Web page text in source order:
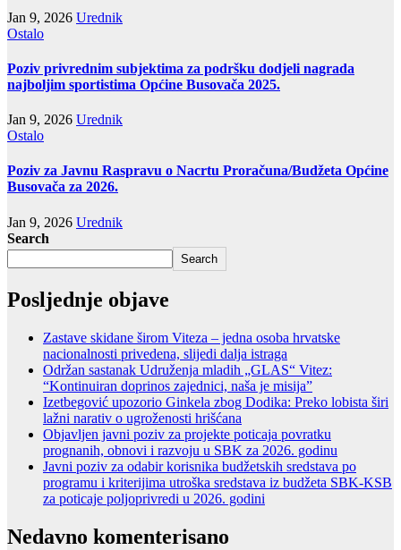
Jan 9, 2026 Urednik
Ostalo
Poziv privrednim subjektima za podršku dodjeli nagrada
najboljim sportistima Općine Busovača 2025.
Jan 9, 2026 Urednik
Ostalo
Poziv za Javnu Raspravu o Nacrtu Proračuna/Budžeta Općine
Busovača za 2026.
Jan 9, 2026 Urednik
Search
Search
Posljednje objave
Zastave skidane širom Viteza – jedna osoba hrvatske
nacionalnosti privedena, slijedi dalja istraga
Održan sastanak Udruženja mladih „GLAS“ Vitez:
“Kontinuiran doprinos zajednici, naša je misija”
Izetbegović upozorio Ginkela zbog Dodika: Preko lobista širi
lažni narativ o ugroženosti hrišćana
Objavljen javni poziv za projekte poticaja povratku
prognanih, obnovi i razvoju u SBK za 2026. godinu
Javni poziv za odabir korisnika budžetskih sredstava po
programu i kriterijima utroška sredstava iz budžeta SBK-KSB
za poticaje poljoprivredi u 2026. godini
Nedavno komenterisano